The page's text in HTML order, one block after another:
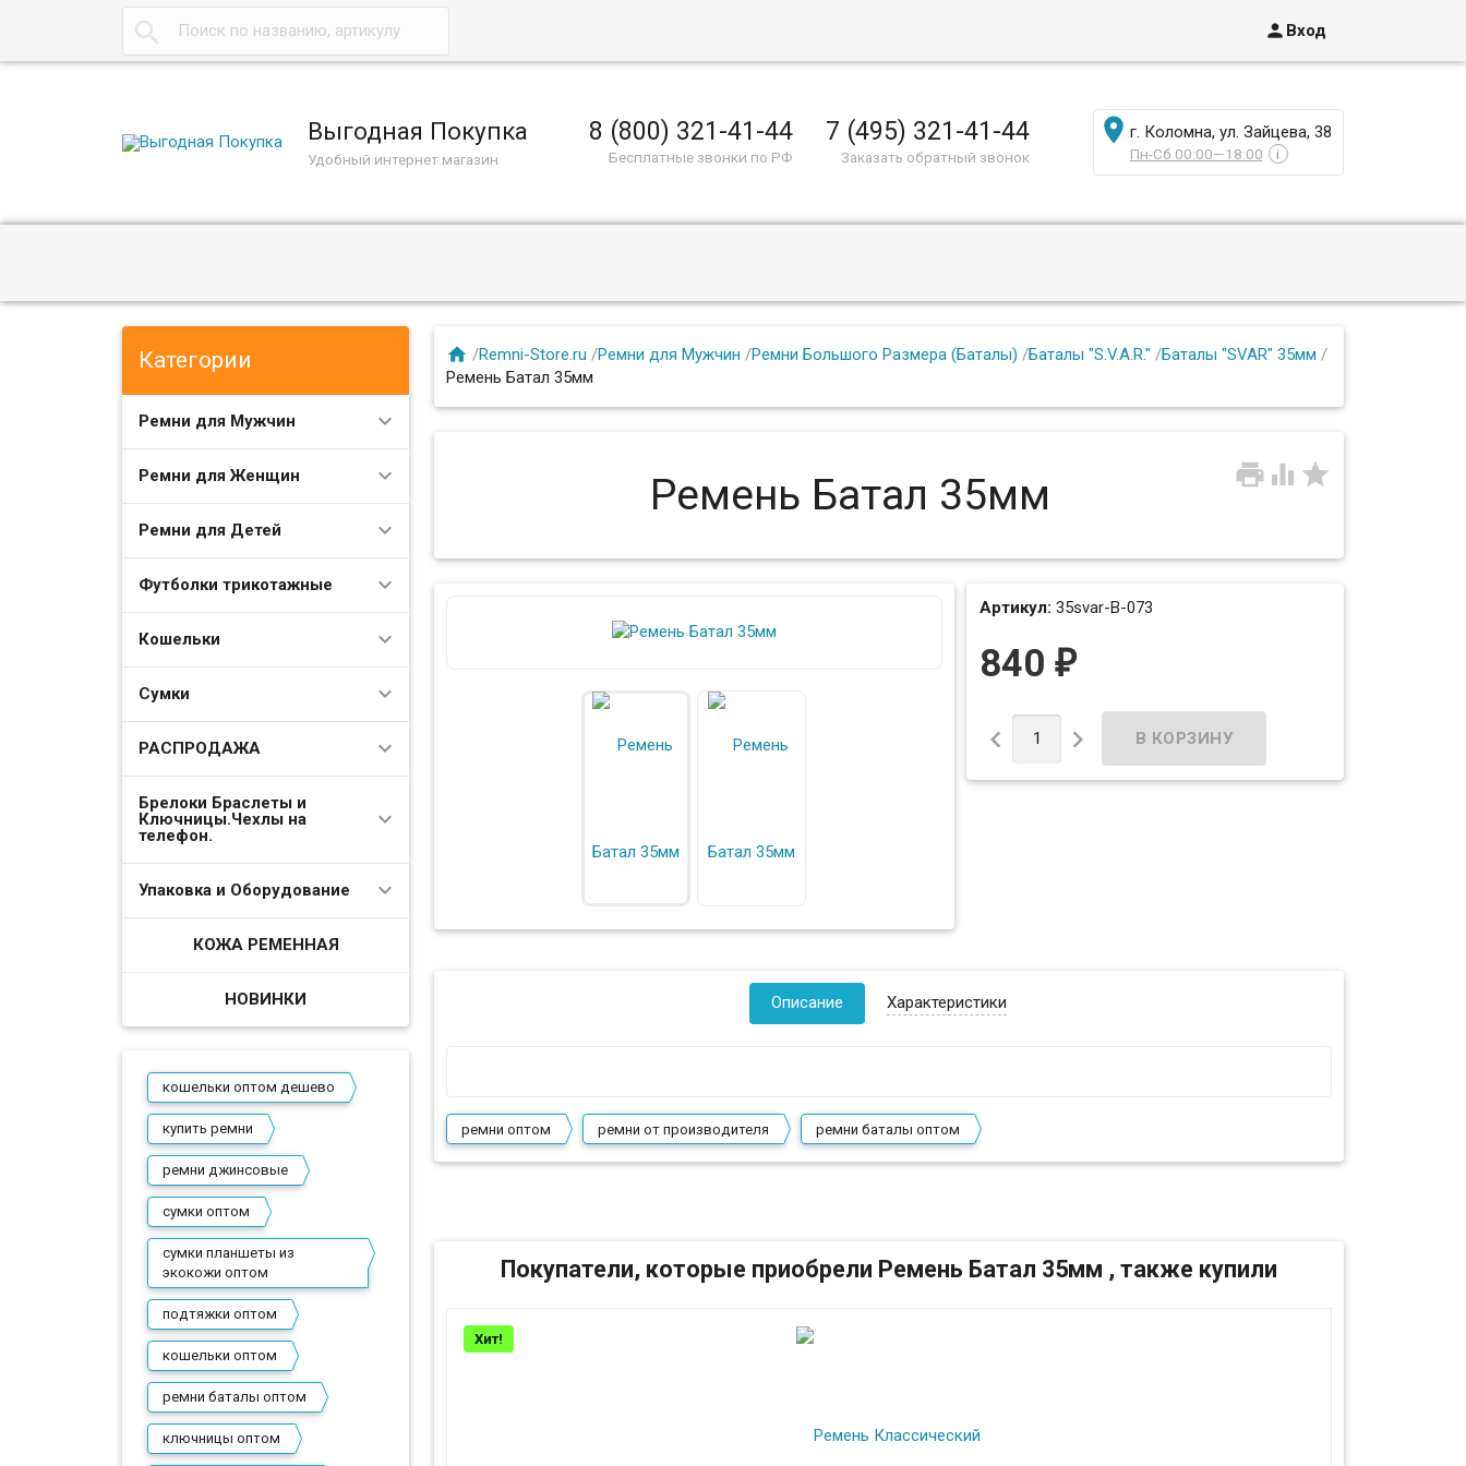
  Вход
Выгодная Покупка
Удобный интернет магазин
8 (800) 321-41-44
Бесплатные звонки по РФ
7 (495) 321-41-44
Заказать обратный звонок
 г. Коломна, ул. Зайцева, 38
Пн-Сб 00:00—18:00 i
Категории
Ремни для Мужчин
Ремни для Женщин
Ремни для Детей
Футболки трикотажные
Кошельки
Сумки
РАСПРОДАЖА
Брелоки Браслеты и
Ключницы.Чехлы на
телефон.
Упаковка и Оборудование
КОЖА РЕМЕННАЯ
НОВИНКИ
кошельки оптом дешево
купить ремни
ремни джинсовые
сумки оптом
сумки планшеты из
экокожи оптом
подтяжки оптом
кошельки оптом
ремни баталы оптом
ключницы оптом
 /Remni-Store.ru /Ремни для Мужчин /Ремни Большого Размера (Баталы) /Баталы "S.V.A.R." /Баталы "SVAR" 35мм /
Ремень Батал 35мм
  
Ремень Батал 35мм
Артикул:35svar-B-073
840₽
 
Описание Характеристики
ремни оптом ремни от производителя ремни баталы оптом
Покупатели, которые приобрели Ремень Батал 35мм , также купили
Хит!